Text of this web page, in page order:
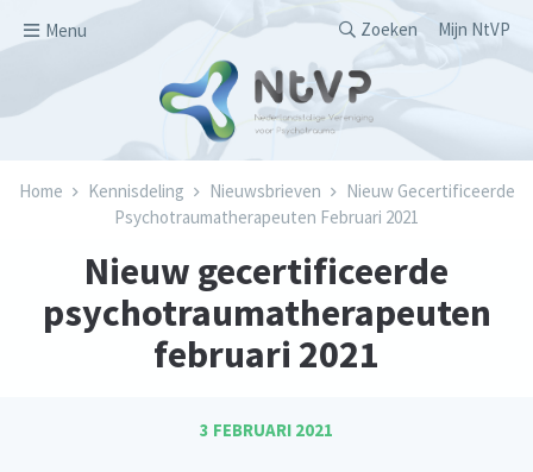
Menu
Secondary
Zoeken Mijn NtVP
Kruimelpad
Home Kennisdeling Nieuwsbrieven
Nieuw Gecertificeerde
Psychotraumatherapeuten Februari 2021
Nieuw gecertificeerde
psychotraumatherapeuten
februari 2021
3 FEBRUARI 2021